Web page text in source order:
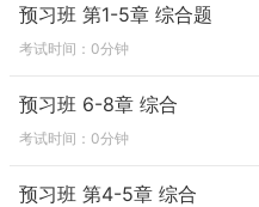
预习班 第1-5章 综合题
考试时间：0分钟
预习班 6-8章 综合
考试时间：0分钟
预习班 第4-5章 综合